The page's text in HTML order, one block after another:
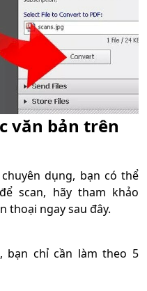
văn bản trên
dụng, bạn có thể
scan, hãy tham khảo
thoại ngay sau đây.
bạn chỉ cần làm theo 5